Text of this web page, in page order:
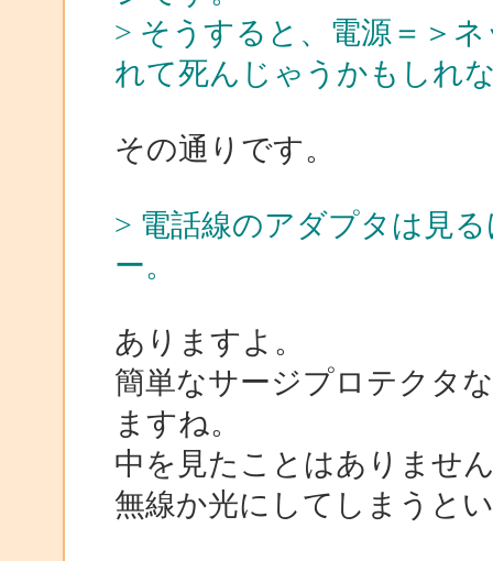
> そうすると、電源＝＞
れて死んじゃうかもしれ
その通りです。
> 電話線のアダプタは見
ー。
ありますよ。
簡単なサージプロテクタ
ますね。
中を見たことはありませ
無線か光にしてしまうと